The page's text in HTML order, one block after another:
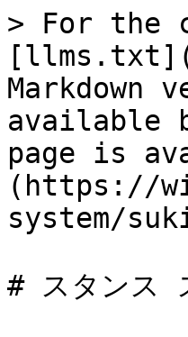
> For the
Markdown
available
page is
(https://
system/
# スタンス